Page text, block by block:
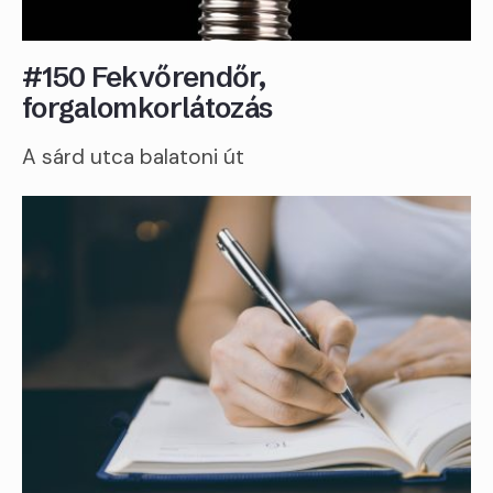
#150 Fekvőrendőr,
forgalomkorlátozás
A sárd utca balatoni út